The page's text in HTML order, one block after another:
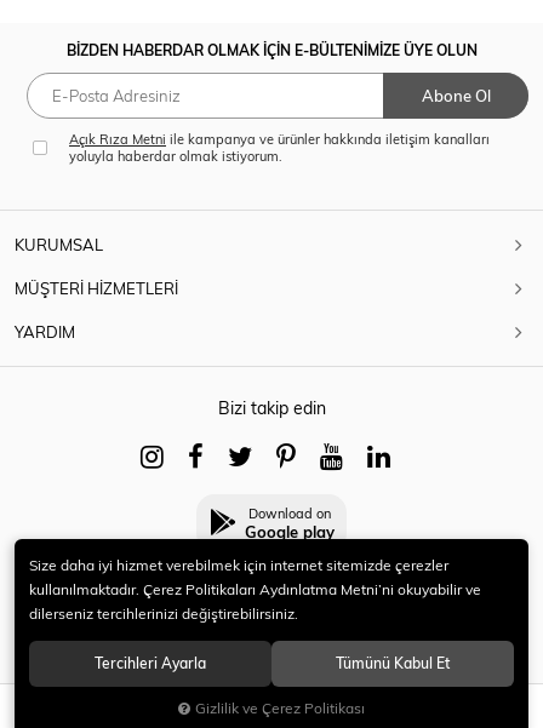
SEPETE EKLE
BİZDEN HABERDAR OLMAK İÇİN E-BÜLTENİMİZE ÜYE OLUN
Abone Ol
Açık Rıza Metni ile kampanya ve ürünler hakkında iletişim kanalları
yoluyla haberdar olmak istiyorum.
KURUMSAL
MÜŞTERİ HİZMETLERİ
YARDIM
Bizi takip edin
Download on
Google play
© 2021 HERYENİ. Tüm hakları saklıdır.
Size daha iyi hizmet verebilmek için internet sitemizde çerezler
kullanılmaktadır. Çerez Politikaları Aydınlatma Metni’ni okuyabilir ve
dilerseniz tercihlerinizi değiştirebilirsiniz.
Tercihleri Ayarla Tümünü Kabul Et
Gizlilik ve Çerez Politikası